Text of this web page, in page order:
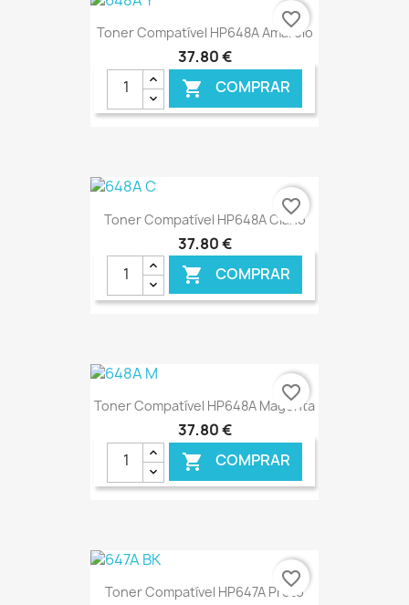
€ ONLINE
Toner Compatível HP648A Amarelo
37,80 €
 COMPRAR
€ ONLINE
favorite_border
Toner Compatível HP648A Ciano
37,80 €
 COMPRAR
€ ONLINE
favorite_border
Toner Compatível HP648A Magenta
37,80 €
 COMPRAR
€ ONLINE
favorite_border
Toner Compatível HP647A Preto
favorite_border